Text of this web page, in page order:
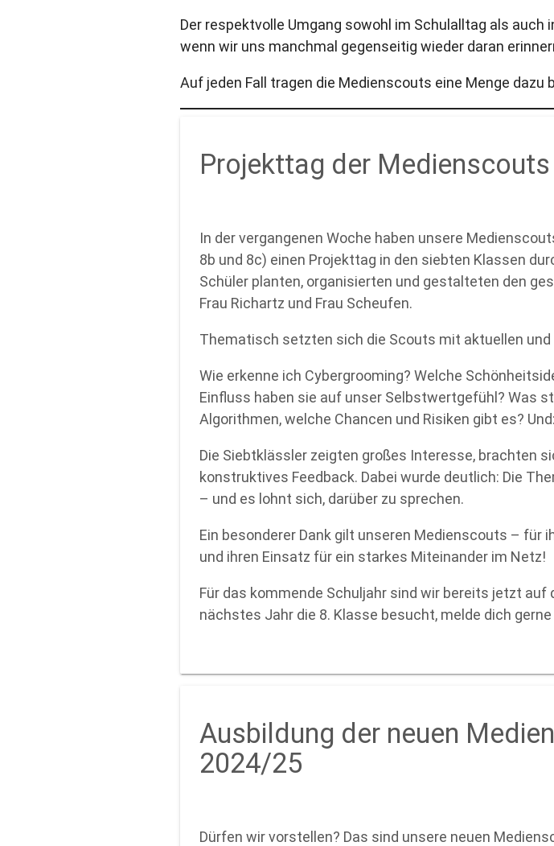
Der respektvolle Umgang sowohl im Schulalltag als
wenn wir uns manchmal gegenseitig wieder daran
Auf jeden Fall tragen die Medienscouts eine Menge dazu
Projekttag der
In der vergangenen Woche haben unsere
8b und 8c) einen Projekttag in den siebten Klassen
Schüler planten, organisierten und gestalteten den
Frau Richartz und Frau Scheufen.
Thematisch setzten sich die Scouts mit aktuellen und
Wie erkenne ich Cybergrooming? Welche
Einfluss haben sie auf unser Selbstwertgefühl? Was
Algorithmen, welche Chancen und Risiken gibt es?
Die Siebtklässler zeigten großes Interesse, brachten
konstruktives Feedback. Dabei wurde deutlich: Die
– und es lohnt sich, darüber zu sprechen.
Ein besonderer Dank gilt unseren Medienscouts – für
und ihren Einsatz für ein starkes Miteinander im Netz!
Für das kommende Schuljahr sind wir bereits jetzt
nächstes Jahr die 8. Klasse besucht, melde dich
Ausbildung der neuen
2024/25
Dürfen wir vorstellen? Das sind unsere neuen